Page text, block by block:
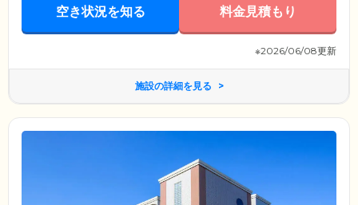
空き状況を知る 料金見積もり
※2026/06/08更新
施設の詳細を見る